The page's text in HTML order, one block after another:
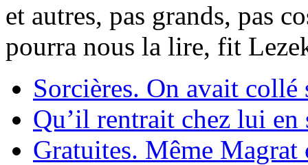
et autres, pas grands, pas
pourra nous la lire, fit
Sorcières. On avait collé
Qu’il rentrait chez lui en
Gratuites. Même Magrat